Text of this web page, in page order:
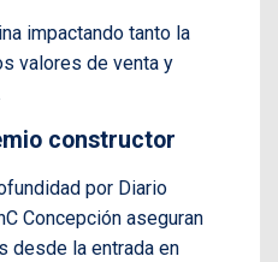
impactando tanto la
valores de venta y
constructor
por Diario
Concepción aseguran
desde la entrada en